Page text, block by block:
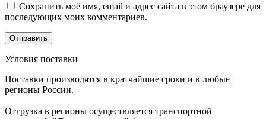
Сохранить моё имя, email и адрес сайта в этом браузере для
последующих моих комментариев.
Условия поставки
Поставки производятся в кратчайшие сроки и в любые
регионы России.
Отгрузка в регионы осуществляется транспортной